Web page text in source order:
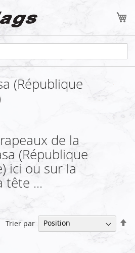
(République
de la
(République
ici ou sur la
tête ...
Trier par